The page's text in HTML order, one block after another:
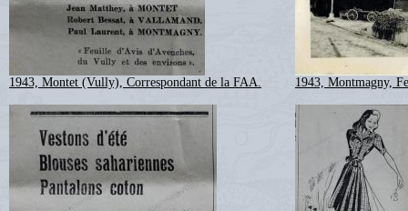
1943, Montet (Vully), Correspondant de la FAA. 1943, Montmagny,